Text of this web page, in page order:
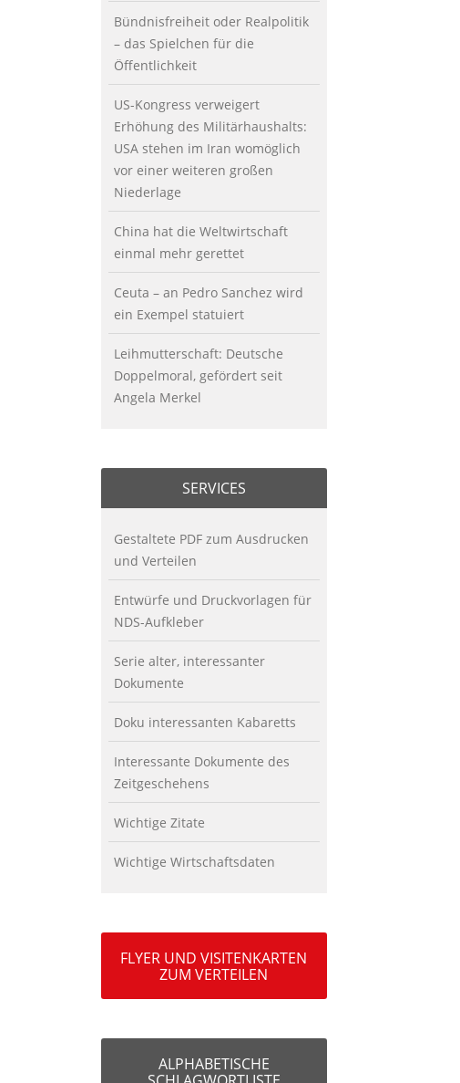
Bündnisfreiheit oder Realpolitik
– das Spielchen für die
Öffentlichkeit
US-Kongress verweigert
Erhöhung des Militärhaushalts:
USA stehen im Iran womöglich
vor einer weiteren großen
Niederlage
China hat die Weltwirtschaft
einmal mehr gerettet
Ceuta – an Pedro Sanchez wird
ein Exempel statuiert
Leihmutterschaft: Deutsche
Doppelmoral, gefördert seit
Angela Merkel
SERVICES
Gestaltete PDF zum Ausdrucken
und Verteilen
Entwürfe und Druckvorlagen für
NDS-Aufkleber
Serie alter, interessanter
Dokumente
Doku interessanten Kabaretts
Interessante Dokumente des
Zeitgeschehens
Wichtige Zitate
Wichtige Wirtschaftsdaten
FLYER UND VISITENKARTEN
ZUM VERTEILEN
ALPHABETISCHE